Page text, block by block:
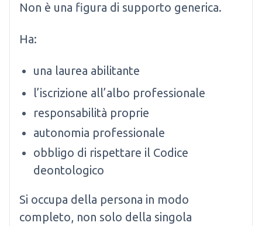
Non è una figura di supporto generica.
Ha:
una laurea abilitante
l’iscrizione all’albo professionale
responsabilità proprie
autonomia professionale
obbligo di rispettare il Codice
deontologico
Si occupa della persona in modo
completo, non solo della singola